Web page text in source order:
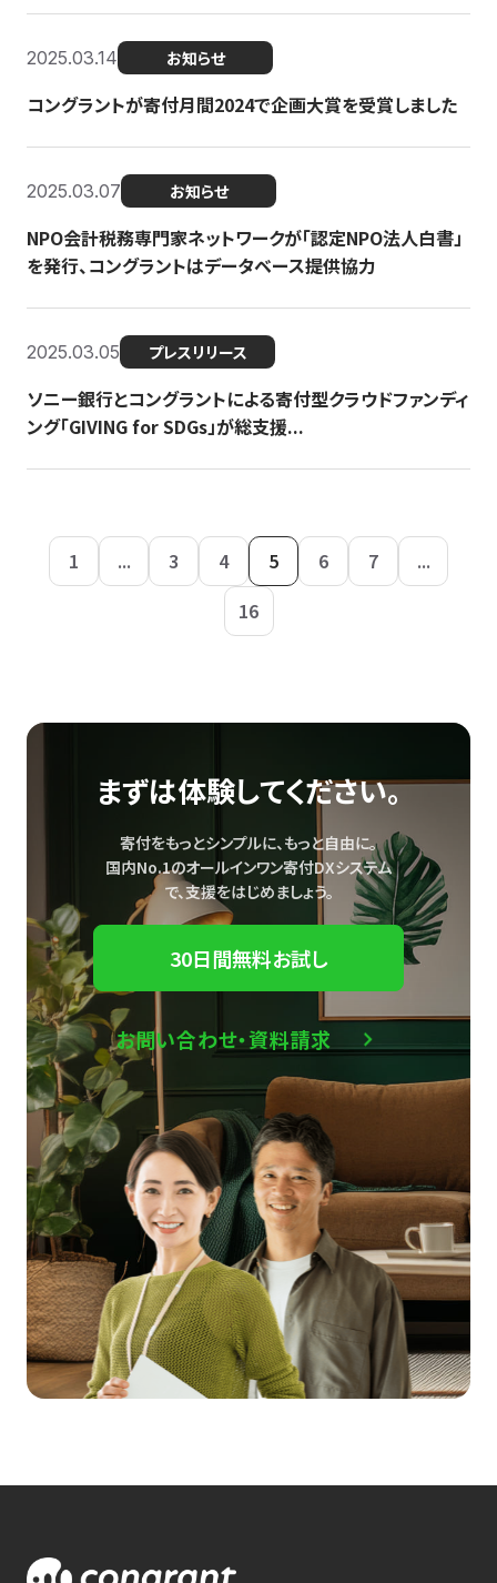
2025.03.14 お知らせ
コングラントが寄付月間2024で企画大賞を受賞しました
2025.03.07 お知らせ
NPO会計税務専門家ネットワークが「認定NPO法人白書」
を発行、コングラントはデータベース提供協力
2025.03.05 プレスリリース
ソニー銀行とコングラントによる寄付型クラウドファンディ
ング「GIVING for SDGs」が総支援...
1 ... 3 4 5 6 7
...
16
まずは体験してください。
寄付をもっとシンプルに、もっと自由に。
国内No.1のオールインワン寄付DXシステム
で、支援をはじめましょう。
30日間無料お試し
お問い合わせ・資料請求